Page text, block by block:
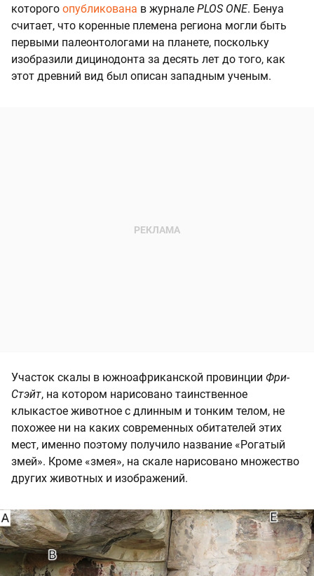
которого опубликована в журнале PLOS ONE. Бенуа
считает, что коренные племена региона могли быть
первыми палеонтологами на планете, поскольку
изобразили дицинодонта за десять лет до того, как
этот древний вид был описан западным ученым.
Участок скалы в южноафриканской провинции Фри-
Стэйт, на котором нарисовано таинственное
клыкастое животное с длинным и тонким телом, не
похожее ни на каких современных обитателей этих
мест, именно поэтому получило название «Рогатый
змей». Кроме «змея», на скале нарисовано множество
других животных и изображений.